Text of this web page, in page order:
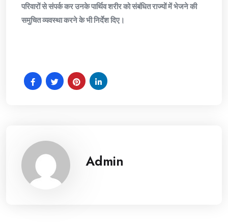
परिवारों से संपर्क कर उनके पार्थिव शरीर को संबंधित राज्यों में भेजने की
समुचित व्यवस्था करने के भी निर्देश दिए।
Admin